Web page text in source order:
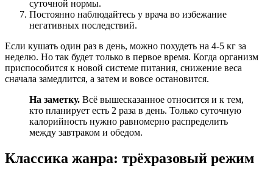
суточной нормы.
Постоянно наблюдайтесь у врача во избежание
негативных последствий.
Если кушать один раз в день, можно похудеть на 4-5 кг за
неделю. Но так будет только в первое время. Когда организм
приспособится к новой системе питания, снижение веса
сначала замедлится, а затем и вовсе остановится.
На заметку. Всё вышесказанное относится и к тем,
кто планирует есть 2 раза в день. Только суточную
калорийность нужно равномерно распределить
между завтраком и обедом.
Классика жанра: трёхразовый режим